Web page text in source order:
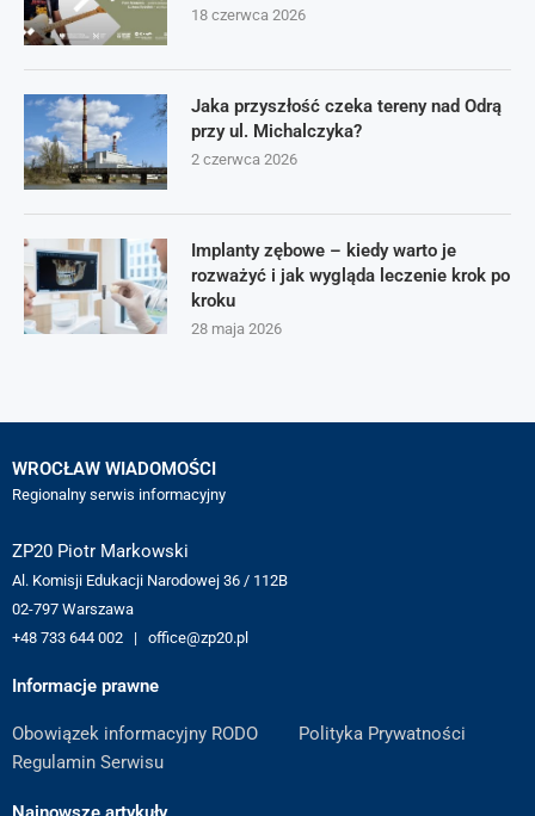
18 czerwca 2026
Jaka przyszłość czeka tereny nad Odrą
przy ul. Michalczyka?
2 czerwca 2026
Implanty zębowe – kiedy warto je
rozważyć i jak wygląda leczenie krok po
kroku
28 maja 2026
WROCŁAW WIADOMOŚCI
Regionalny serwis informacyjny
ZP20 Piotr Markowski
Al. Komisji Edukacji Narodowej 36 / 112B
02-797 Warszawa
+48 733 644 002 | office@zp20.pl
Informacje prawne
Obowiązek informacyjny RODO
Polityka Prywatności
Regulamin Serwisu